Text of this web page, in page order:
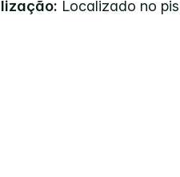
Localizado no